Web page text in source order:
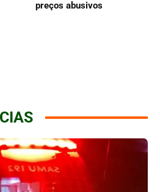
preços abusivos